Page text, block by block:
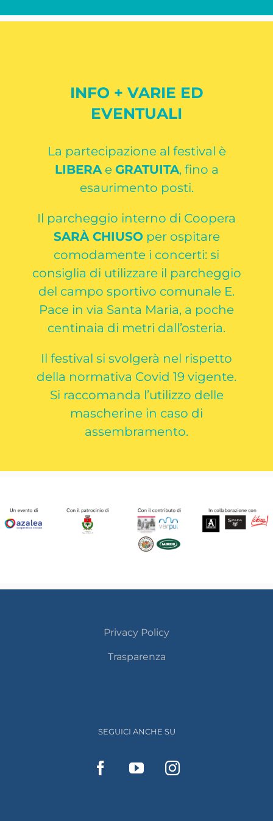
INFO + VARIE ED
EVENTUALI
La partecipazione al festival è
LIBERAe GRATUITA, fino a
esaurimento posti.
Il parcheggio interno di Coopera
SARÀ CHIUSO per ospitare
comodamente i concerti: si
consiglia di utilizzare il parcheggio
del campo sportivo comunale E.
Pace in via Santa Maria, a poche
centinaia di metri dall’osteria.
Il festival si svolgerà nel rispetto
della normativa Covid 19 vigente.
Si raccomanda l’utilizzo delle
mascherine in caso di
assembramento.
Privacy Policy
Trasparenza
SEGUICI ANCHE SU